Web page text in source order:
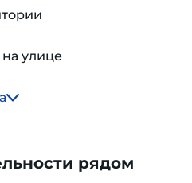
улице
рядом